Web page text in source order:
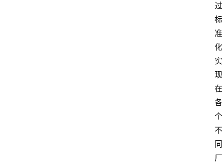
过
标
准
化
实
现
在
各
个
不
同
厂